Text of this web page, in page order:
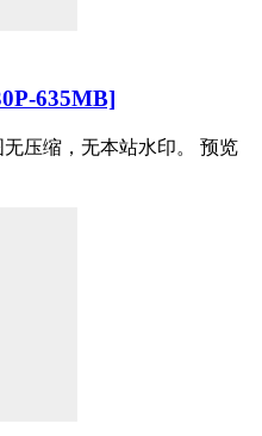
635MB]
压缩，无本站水印。 预览